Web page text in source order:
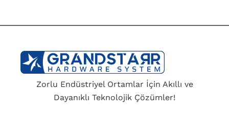
Zorlu Endüstriyel Ortamlar İçin Akıllı ve
Dayanıklı Teknolojik Çözümler!